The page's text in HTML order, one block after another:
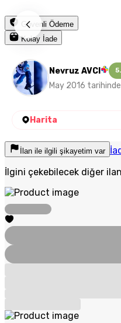
Güvenli Ödeme
Kolay İade
Nevruz AVCI
May 2016
Harita
İlan ile ilgili şikayetim var
İlgini çekebilecek diğer